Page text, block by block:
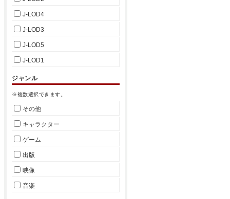
J-LOD4
J-LOD3
J-LOD5
J-LOD1
ジャンル
※複数選択できます。
その他
キャラクター
ゲーム
出版
映像
音楽